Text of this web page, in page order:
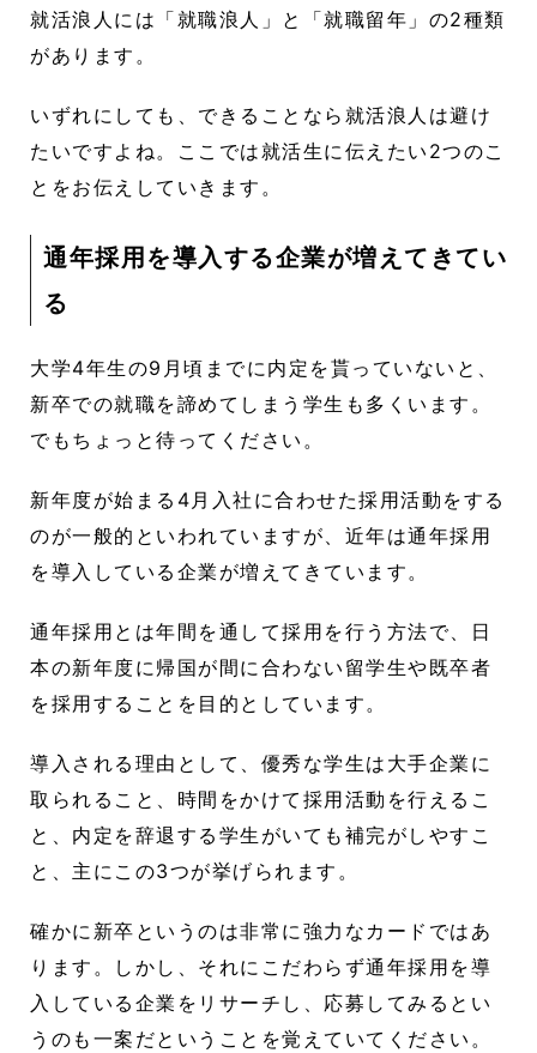
就活浪人には「就職浪人」と「就職留年」の2種類
があります。
いずれにしても、できることなら就活浪人は避け
たいですよね。ここでは就活生に伝えたい2つのこ
とをお伝えしていきます。
通年採用を導入する企業が増えてきてい
る
大学4年生の9月頃までに内定を貰っていないと、
新卒での就職を諦めてしまう学生も多くいます。
でもちょっと待ってください。
新年度が始まる4月入社に合わせた採用活動をする
のが一般的といわれていますが、近年は通年採用
を導入している企業が増えてきています。
通年採用とは年間を通して採用を行う方法で、日
本の新年度に帰国が間に合わない留学生や既卒者
を採用することを目的としています。
導入される理由として、優秀な学生は大手企業に
取られること、時間をかけて採用活動を行えるこ
と、内定を辞退する学生がいても補完がしやすこ
と、主にこの3つが挙げられます。
確かに新卒というのは非常に強力なカードではあ
ります。しかし、それにこだわらず通年採用を導
入している企業をリサーチし、応募してみるとい
うのも一案だということを覚えていてください。